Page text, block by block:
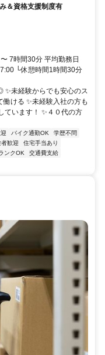
＆資格支援制度有
7時間30分 平均勤務日
└休憩時間1時間30分
✨未経験からでも安心のス
ける ✨未経験入社の方も
ています！ ✨４０代の方
バイク通勤OK
学歴不問
歓迎
住宅手当あり
ンクOK
交通費支給